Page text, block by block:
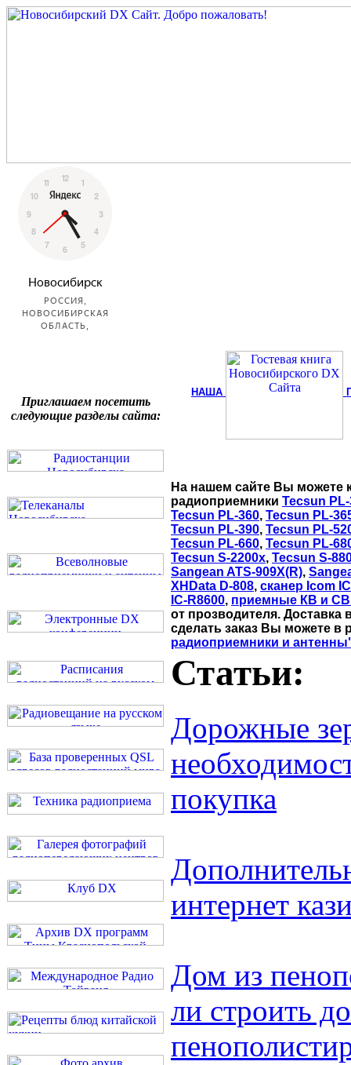
Приглашаем посетить
следующие разделы сайта:
НАША
На нашем сайте Вы можете
радиоприемники Tecsun PL-
Tecsun PL-360, Tecsun PL-
Tecsun PL-390, Tecsun PL-
Tecsun PL-660, Tecsun PL-
Tecsun S-2200x, Tecsun S-
Sangean ATS-909X(R),
XHData D-808, сканер Icom
IC-R8600, приемные КВ и
от прозводителя.
сделать заказ Вы можете в
радиоприемники и
Статьи:
Дорожные
покупка
интернет
Дом из
ли строить